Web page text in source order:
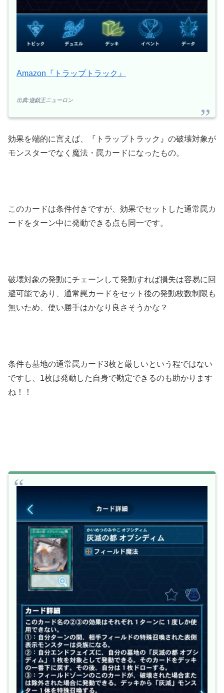
Amazon『トラップトラック』
出典:遊戯王ニューロン
効果を端的に言えば、『トラップトラック』の破壊対象が
モンスターでなく魔法・罠カードになったもの。
このカードは条件付きですが、効果でセットした通常罠カ
ードをターン中に発動できる点も同一です。
破壊対象の発動にチェーンして発動すれば損失は容易に回
避可能であり、通常罠カードをセット後の発動枚数制限も
無いため、使い勝手はかなり良さそうかな？
条件も墓地の通常罠カード3枚と厳しいという程ではない
ですし、1枚は発動した自身で勘定できるのも助かります
ね！！